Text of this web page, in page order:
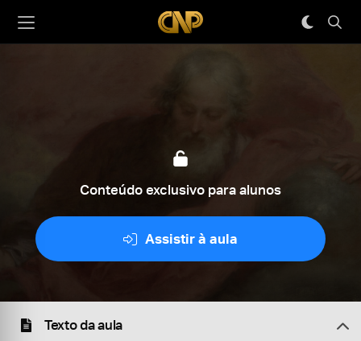
Conteúdo exclusivo para alunos
Assistir à aula
Texto da aula